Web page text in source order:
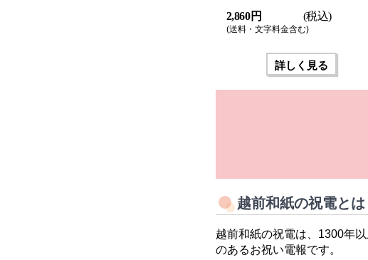
2,860 円 (税込)
(送料・文字料金含む)
詳しく見る
越前和紙の祝電とは
越前和紙の祝電は、1300年
のあるお祝い電報です。